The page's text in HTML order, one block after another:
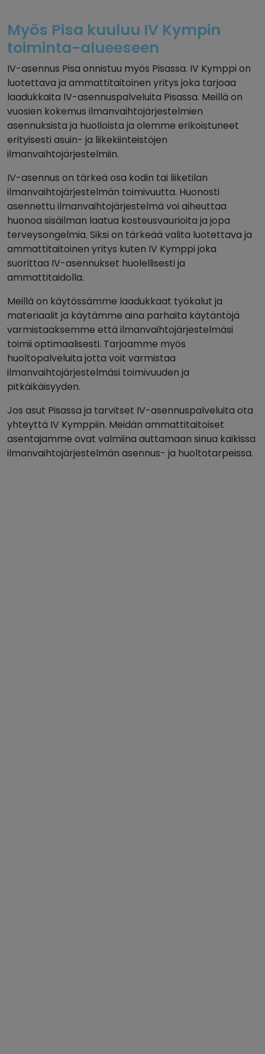
Myös Pisa kuuluu IV Kympin
toiminta-alueeseen
IV-asennus Pisa onnistuu myös Pisassa. IV Kymppi on
luotettava ja ammattitaitoinen yritys joka tarjoaa
laadukkaita IV-asennuspalveluita Pisassa. Meillä on
vuosien kokemus ilmanvaihtojärjestelmien
asennuksista ja huolloista ja olemme erikoistuneet
erityisesti asuin- ja liikekiinteistöjen
ilmanvaihtojärjestelmiin.
IV-asennus on tärkeä osa kodin tai liiketilan
ilmanvaihtojärjestelmän toimivuutta. Huonosti
asennettu ilmanvaihtojärjestelmä voi aiheuttaa
huonoa sisäilman laatua kosteusvaurioita ja jopa
terveysongelmia. Siksi on tärkeää valita luotettava ja
ammattitaitoinen yritys kuten IV Kymppi joka
suorittaa IV-asennukset huolellisesti ja
ammattitaidolla.
Meillä on käytössämme laadukkaat työkalut ja
materiaalit ja käytämme aina parhaita käytäntöjä
varmistaaksemme että ilmanvaihtojärjestelmäsi
toimii optimaalisesti. Tarjoamme myös
huoltopalveluita jotta voit varmistaa
ilmanvaihtojärjestelmäsi toimivuuden ja
pitkäikäisyyden.
Jos asut Pisassa ja tarvitset IV-asennuspalveluita ota
yhteyttä IV Kymppiin. Meidän ammattitaitoiset
asentajamme ovat valmiina auttamaan sinua kaikissa
ilmanvaihtojärjestelmän asennus- ja huoltotarpeissa.